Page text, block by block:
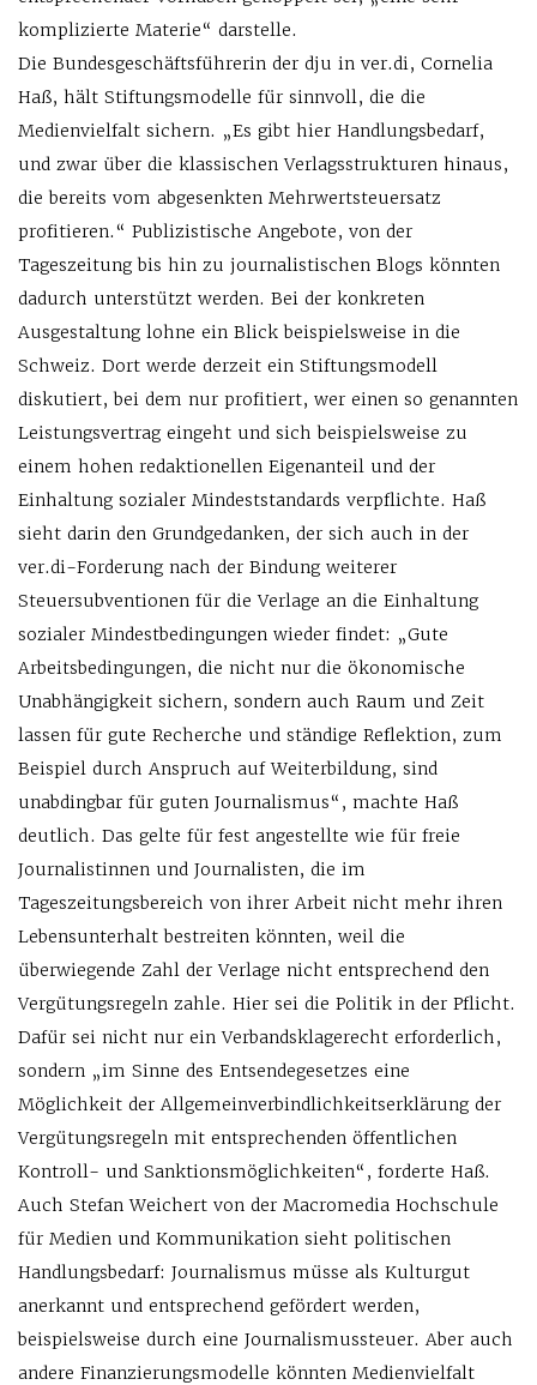
komplizierte Materie“ darstelle.
Die Bundesgeschäftsführerin der dju in ver.di, Cornelia
Haß, hält Stiftungsmodelle für sinnvoll, die die
Medienvielfalt sichern. „Es gibt hier Handlungsbedarf,
und zwar über die klassischen Verlagsstrukturen hinaus,
die bereits vom abgesenkten Mehrwertsteuersatz
profitieren.“ Publizistische Angebote, von der
Tageszeitung bis hin zu journalistischen Blogs könnten
dadurch unterstützt werden. Bei der konkreten
Ausgestaltung lohne ein Blick beispielsweise in die
Schweiz. Dort werde derzeit ein Stiftungsmodell
diskutiert, bei dem nur profitiert, wer einen so genannten
Leistungsvertrag eingeht und sich beispielsweise zu
einem hohen redaktionellen Eigenanteil und der
Einhaltung sozialer Mindeststandards verpflichte. Haß
sieht darin den Grundgedanken, der sich auch in der
ver.di-Forderung nach der Bindung weiterer
Steuersubventionen für die Verlage an die Einhaltung
sozialer Mindestbedingungen wieder findet: „Gute
Arbeitsbedingungen, die nicht nur die ökonomische
Unabhängigkeit sichern, sondern auch Raum und Zeit
lassen für gute Recherche und ständige Reflektion, zum
Beispiel durch Anspruch auf Weiterbildung, sind
unabdingbar für guten Journalismus“, machte Haß
deutlich. Das gelte für fest angestellte wie für freie
Journalistinnen und Journalisten, die im
Tageszeitungsbereich von ihrer Arbeit nicht mehr ihren
Lebensunterhalt bestreiten könnten, weil die
überwiegende Zahl der Verlage nicht entsprechend den
Vergütungsregeln zahle. Hier sei die Politik in der Pflicht.
Dafür sei nicht nur ein Verbandsklagerecht erforderlich,
sondern „im Sinne des Entsendegesetzes eine
Möglichkeit der Allgemeinverbindlichkeitserklärung der
Vergütungsregeln mit entsprechenden öffentlichen
Kontroll- und Sanktionsmöglichkeiten“, forderte Haß.
Auch Stefan Weichert von der Macromedia Hochschule
für Medien und Kommunikation sieht politischen
Handlungsbedarf: Journalismus müsse als Kulturgut
anerkannt und entsprechend gefördert werden,
beispielsweise durch eine Journalismussteuer. Aber auch
andere Finanzierungsmodelle könnten Medienvielfalt